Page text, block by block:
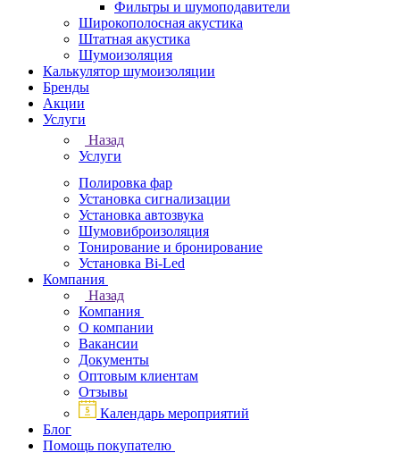
Фильтры и шумоподавители
Широкополосная акустика
Штатная акустика
Шумоизоляция
Калькулятор шумоизоляции
Бренды
Акции
Услуги
Назад
Услуги
Полировка фар
Установка сигнализации
Установка автозвука
Шумовиброизоляция
Тонирование и бронирование
Установка Bi-Led
Компания
Назад
Компания
О компании
Вакансии
Документы
Оптовым клиентам
Отзывы
Календарь мероприятий
Блог
Помощь покупателю